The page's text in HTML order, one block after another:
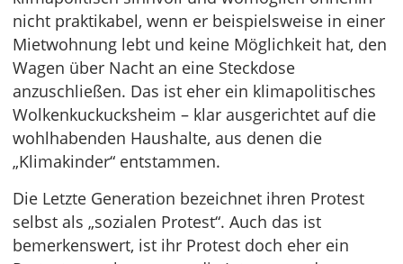
nicht praktikabel, wenn er beispielsweise in einer
Mietwohnung lebt und keine Möglichkeit hat, den
Wagen über Nacht an eine Steckdose
anzuschließen. Das ist eher ein klimapolitisches
Wolkenkuckucksheim – klar ausgerichtet auf die
wohlhabenden Haushalte, aus denen die
„Klimakinder“ entstammen.
Die Letzte Generation bezeichnet ihren Protest
selbst als „sozialen Protest“. Auch das ist
bemerkenswert, ist ihr Protest doch eher ein